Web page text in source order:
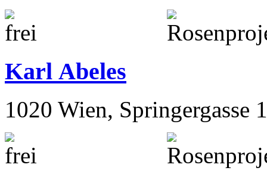
Karl Abeles
1020 Wien, Springergasse